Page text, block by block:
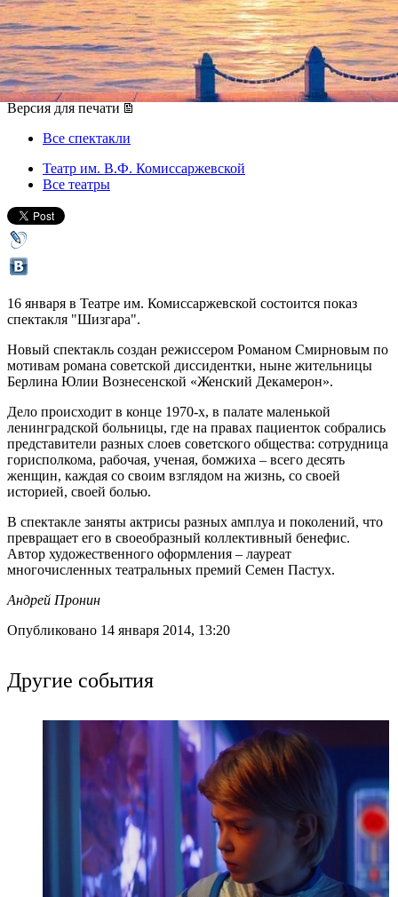
расскажут в Театре им.
Комиссаржевской
16 января 2014, четверг,19.00
Версия для печати
Все спектакли
Театр им. В.Ф. Комиссаржевской
Все театры
16 января в Театре им. Комиссаржевской состоится показ
спектакля "Шизгара".
Новый спектакль создан режиссером Романом Смирновым по
мотивам романа советской диссидентки, ныне жительницы
Берлина Юлии Вознесенской «Женский Декамерон».
Дело происходит в конце 1970-х, в палате маленькой
ленинградской больницы, где на правах пациенток собрались
представители разных слоев советского общества: сотрудница
горисполкома, рабочая, ученая, бомжиха – всего десять
женщин, каждая со своим взглядом на жизнь, со своей
историей, своей болью.
В спектакле заняты актрисы разных амплуа и поколений, что
превращает его в своеобразный коллективный бенефис.
Автор художественного оформления – лауреат
многочисленных театральных премий Семен Пастух.
Андрей Пронин
Опубликовано 14 января 2014, 13:20
Другие события